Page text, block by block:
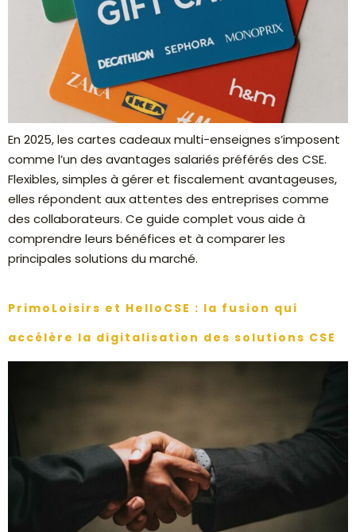
En 2025, les cartes cadeaux multi-enseignes s’imposent
comme l’un des avantages salariés préférés des CSE.
Flexibles, simples à gérer et fiscalement avantageuses,
elles répondent aux attentes des entreprises comme
des collaborateurs. Ce guide complet vous aide à
comprendre leurs bénéfices et à comparer les
principales solutions du marché.
PrimoLoisirs et HelloCSE : la fusion qui
accélère la digitalisation des solutions CSE